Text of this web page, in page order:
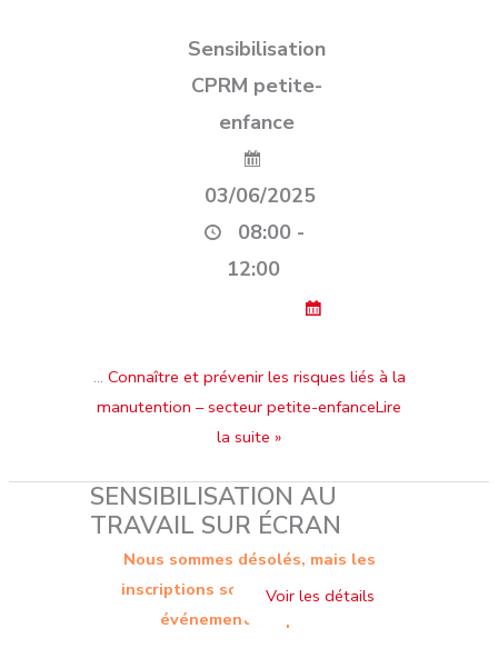
Sensibilisation
CPRM petite-
enfance
03/06/2025
08:00 -
12:00
… Connaître et prévenir les risques liés à la
manutention – secteur petite-enfanceLire
la suite »
SENSIBILISATION AU
TRAVAIL SUR ÉCRAN
Nous sommes désolés, mais les
inscriptions sont terminées. Cet
événement est passé.